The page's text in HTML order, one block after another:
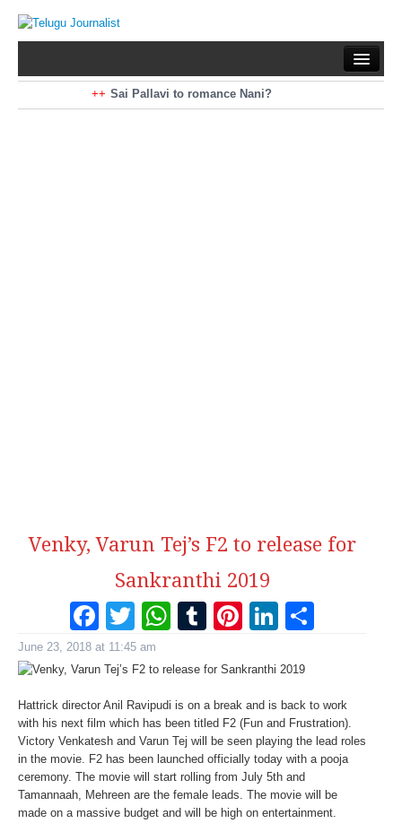
Sai Pallavi to romance Nani?
Kiara Advani to romance Pawan Kalyan
Venky, Varun Tej’s F2 to release for
Sankranthi 2019
Facebook
Twitter
WhatsApp
Tumblr
Pinterest
June 23, 2018 at 11:45 am
Hattrick director Anil Ravipudi is on a break and is back to work
with his next film which has been titled F2 (Fun and Frustration).
Victory Venkatesh and Varun Tej will be seen playing the lead roles
in the movie. F2 has been launched officially today with a pooja
ceremony. The movie will start rolling from July 5th and
Tamannaah, Mehreen are the female leads. The movie will be
made on a massive budget and will be high on entertainment.